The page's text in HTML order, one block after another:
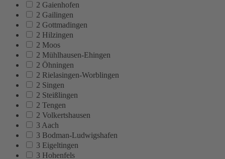
2 Gaienhofen
2 Gailingen
2 Gottmadingen
2 Hilzingen
2 Moos
2 Mühlhausen-Ehingen
2 Öhningen
2 Rielasingen-Worblingen
2 Singen
2 Steißlingen
2 Tengen
2 Volkertshausen
3 Aach
3 Bodman-Ludwigshafen
3 Eigeltingen
3 Hohenfels